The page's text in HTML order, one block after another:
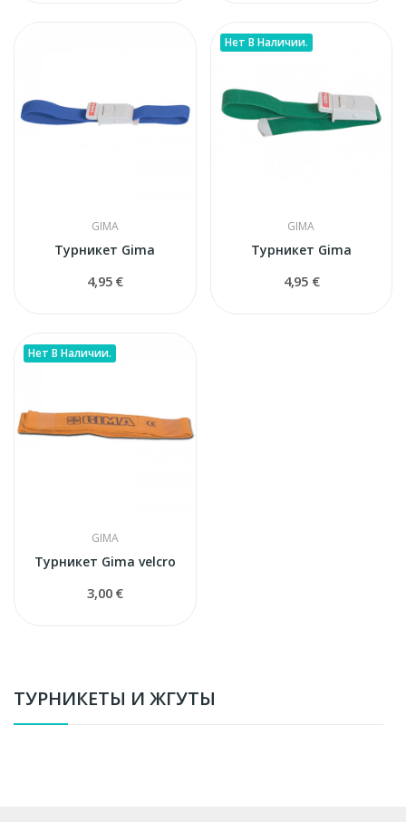
ТУРНИКЕТЫ И ЖГУТЫ
GIMA
Турникет Gima
4,95 €
Нет В Наличии.
GIMA
Турникет Gima
4,95 €
Нет В Наличии.
GIMA
Турникет Gima velcro
3,00 €